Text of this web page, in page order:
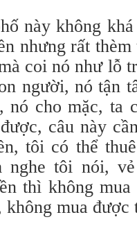
này không
nhưng rất
coi nó như lỗ
người, nó tận
nó cho mặc, ta
câu này
tôi có thể
nghe tôi nói,
thì không
không mua